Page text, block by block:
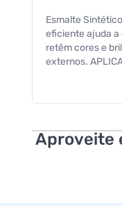
Esmalte
eficiente ajuda a
retêm cores e
externos.
Ferramentas:
Para aplicação
Aproveite